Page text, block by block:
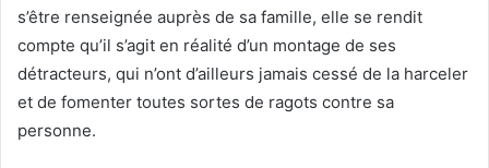
l
s’être renseignée auprès de sa famille, elle se rendit
compte qu’il s’agit en réalité d’un montage de ses
détracteurs, qui n’ont d’ailleurs jamais cessé de la harceler
et de fomenter toutes sortes de ragots contre sa
personne.